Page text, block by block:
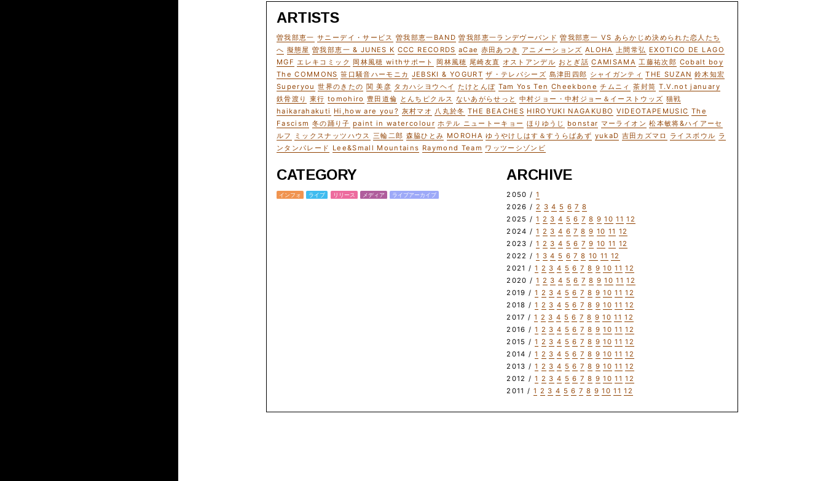
ARTISTS
曽我部恵一 サニーデイ・サービス 曽我部恵一BAND 曽我部恵一ランデヴーバンド 曽我部恵一 VS あらかじめ決められた恋人たち
へ 擬態屋 曽我部恵一 & JUNES K CCC RECORDS aCae 赤田あつき アニメーションズ ALOHA 上間常弘 EXOTICO DE LAGO
MGF エレキコミック 岡林風穂 withサポート 岡林風穂 尾崎友直 オストアンデル おとぎ話 CAMISAMA 工藤祐次郎 Cobalt boy
The COMMONS 笹口騒音ハーモニカ JEBSKI & YOGURT ザ・テレパシーズ 島津田四郎 シャイガンティ THE SUZAN 鈴木知宏
Superyou 世界のきたの 関 美彦 タカハシヨウヘイ たけとんぼ Tam Yos Ten Cheekbone チムニィ 茶封筒 T.V.not january
鉄骨渡り 東行 tomohiro 豊田道倫 とんちピクルス ないあがらせっと 中村ジョー・中村ジョー＆イーストウッズ 猫戦
haikarahakuti Hi,how are you? 灰村マオ 八丸於冬 THE BEACHES HIROYUKI NAGAKUBO VIDEOTAPEMUSIC The
Fascism 冬の踊り子 paint in watercolour ホテル ニュートーキョー ほりゆうじ bonstar マーライオン 松本敏将&ハイアーセ
ルフ
ミックスナッツハウス 三輪二郎 森脇ひとみ MOROHA ゆうやけしはす＆すうらばあず yukaD 吉田カズマロ ライスボウル ラ
ンタンパレード Lee&Small Mountains Raymond Team ワッツーシゾンビ
CATEGORY
インフォ ライブ リリース メディア ライブアーカイブ
ARCHIVE
2050 / 1
2026 / 2 3 4 5 6 7 8
2025 / 1 2 3 4 5 6 7 8 9 10 11 12
2024 / 1 2 3 4 6 7 8 9 10 11 12
2023 / 1 2 3 4 5 6 7 9 10 11 12
2022 / 1 3 4 5 6 7 8 10 11 12
2021 / 1 2 3 4 5 6 7 8 9 10 11 12
2020 / 1 2 3 4 5 6 7 8 9 10 11 12
2019 / 1 2 3 4 5 6 7 8 9 10 11 12
2018 / 1 2 3 4 5 6 7 8 9 10 11 12
2017 / 1 2 3 4 5 6 7 8 9 10 11 12
2016 / 1 2 3 4 5 6 7 8 9 10 11 12
2015 / 1 2 3 4 5 6 7 8 9 10 11 12
2014 / 1 2 3 4 5 6 7 8 9 10 11 12
2013 / 1 2 3 4 5 6 7 8 9 10 11 12
2012 / 1 2 3 4 5 6 7 8 9 10 11 12
2011 / 1 2 3 4 5 6 7 8 9 10 11 12